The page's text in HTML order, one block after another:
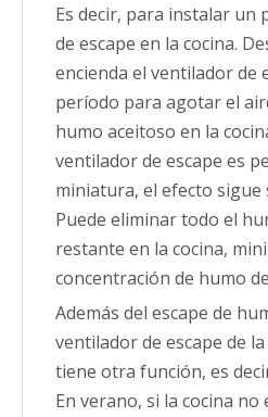
Es decir, para instalar un
de escape en la cocina.
encienda el ventilador de
período para agotar el
humo aceitoso en la
ventilador de escape es
miniatura, el efecto sigue
Puede eliminar todo el
restante en la cocina,
concentración de humo
Además del escape de
ventilador de escape de
tiene otra función, es
En verano, si la cocina no